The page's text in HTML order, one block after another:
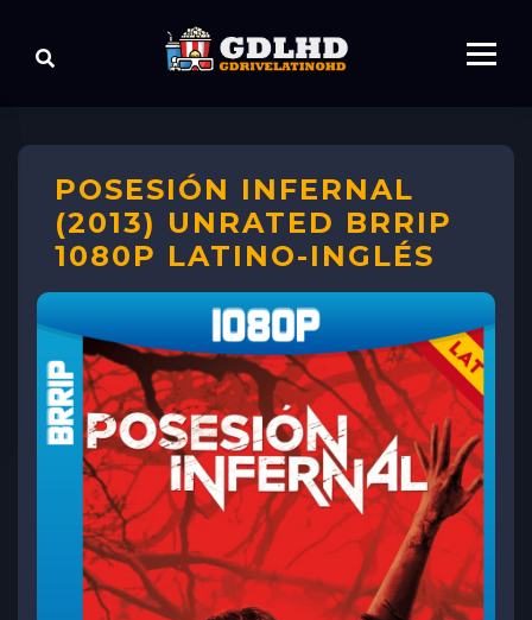
POSESIÓN INFERNAL
(2013) UNRATED BRRIP
1080P LATINO-INGLÉS